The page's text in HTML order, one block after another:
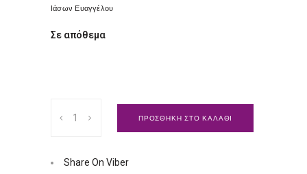
Ιάσων Ευαγγέλου
Σε απόθεμα
Λεξικό
Εκδόσεις
ΠΡΟΣΘΗΚΗ ΣΤΟ ΚΑΛΑΘΙ
Share On Viber